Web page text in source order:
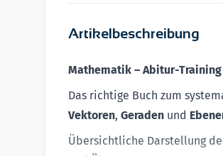
Artikelbeschreibung
Mathematik – Abitur-
Das richtige Buch zum
Vektoren, Geraden und
Übersichtliche Darstellung